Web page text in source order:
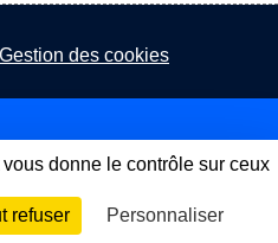
Gestion des cookies
Connexion
donne le contrôle sur ceux
refuser Personnaliser